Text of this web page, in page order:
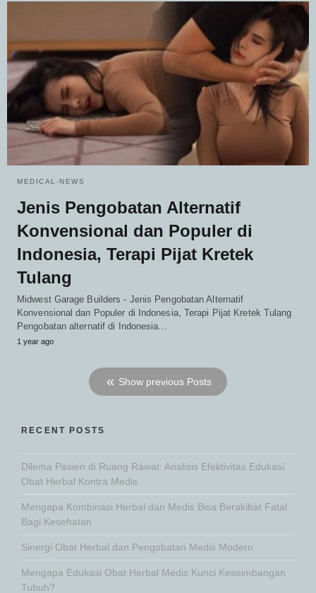
MEDICAL-NEWS
Jenis Pengobatan Alternatif
Konvensional dan Populer di
Indonesia, Terapi Pijat Kretek
Tulang
Midwest Garage Builders - Jenis Pengobatan Alternatif
Konvensional dan Populer di Indonesia, Terapi Pijat Kretek Tulang
Pengobatan alternatif di Indonesia…
1 year ago
Show previous Posts
RECENT POSTS
Dilema Pasien di Ruang Rawat: Analisis Efektivitas Edukasi
Obat Herbal Kontra Medis
Mengapa Kombinasi Herbal dan Medis Bisa Berakibat Fatal
Bagi Kesehatan
Sinergi Obat Herbal dan Pengobatan Medis Modern
Mengapa Edukasi Obat Herbal Medis Kunci Keseimbangan
Tubuh?